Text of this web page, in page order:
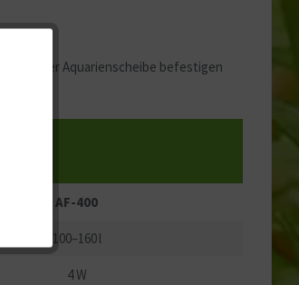
an der Aquarienscheibe befestigen
AF-400
100–160 l
4 W